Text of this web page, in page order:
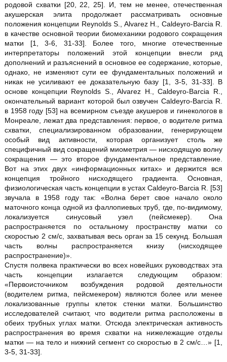
родовой схватки [20, 22, 25]. И, тем не менее, отечественная
акушерская элита продолжает рассматривать основные
положения концепции Reynolds S., Alvarez H., Caldeyro-Barcia R.
в качестве основной теории биомеханики родового сокращения
матки [1, 3-6, 31-33]. Более того, многие отечественные
интерпретаторы положений этой концепции внесли ряд
дополнений и разъяснений в основное ее содержание, которые,
однако, не изменяют сути ее фундаментальных положений и
никак не усиливают ее доказательную базу [1, 3-5, 31-33]. В
основе концепции Reynolds S., Alvarez H., Caldeyro-Barcia R.,
окончательный вариант которой был озвучен Caldeyro-Barcia R.
в 1958 году [53] на всемирном съезде акушеров и гинекологов в
Монреале, лежат два представления: первое, о водителе ритма
схватки, специализированном образовании, генерирующем
особый вид активности, которая организует столь же
специфичный вид сокращений миометрия — нисходящую волну
сокращения — это второе фундаментальное представление.
Вот на этих двух «информационных китах» и держится вся
концепция тройного нисходящего градиента. Основная,
физиологическая часть концепции в устах Caldeyro-Barcia R. [53]
звучала в 1958 году так: «Волна берет свое начало около
маточного конца одной из фаллопиевых труб, где, по-видимому,
локализуется синусовый узел (пейсмекер). Она
распространяется по остальному пространству матки со
скоростью 2 см/с, захватывая весь орган за 15 секунд. Большая
часть волны распространяется книзу (нисходящее
распространение)».
Спустя полвека практически во всех новейших руководствах эта
часть концепции излагается следующим образом:
«Первоисточником возбуждения родовой деятельности
(водителем ритма, пейсмекером) являются более или менее
локализованные группы клеток стенки матки. Большинство
исследователей считают, что водители ритма расположены в
обеих трубных углах матки. Отсюда электрическая активность
распространения во время схватки на нижележащие отделы
матки — на тело и нижний сегмент со скоростью в 2 см/с…» [1,
3-5, 31-33].